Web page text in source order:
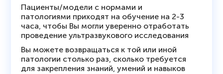
Пациенты/модели с нормами и
патологиями приходят на обучение на 2-3
часа, чтобы Вы могли уверенно отработать
проведение ультразвукового исследования
Вы можете возвращаться к той или иной
патологии столько раз, сколько требуется
для закрепления знаний, умений и навыков